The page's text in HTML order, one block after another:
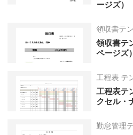
ージズ）
領収書テ
領収書テ
ページズ
工程表 テ
工程表テ
クセル・
勤怠管理